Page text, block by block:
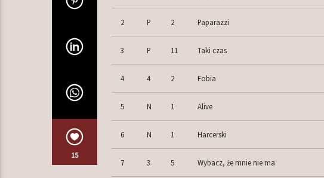
15
2 P 2 Paparazzi
3 P 11 Taki czas
4 4 2 Fobia
5 N 1 Alive
6 N 1 Harcerski
7 3 5 Wybacz, że mnie nie ma